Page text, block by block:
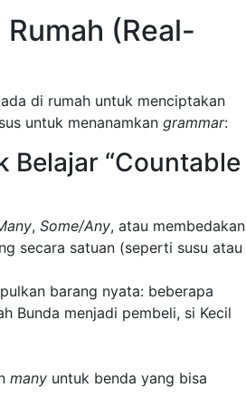
(Real-
di rumah untuk menciptakan
untuk menanamkan grammar:
Belajar “Countable
, Some/Any, atau membedakan
secara satuan (seperti susu atau
barang nyata: beberapa
Bunda menjadi pembeli, si Kecil
many untuk benda yang bisa